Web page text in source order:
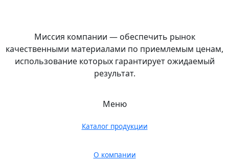
Миссия компании — обеспечить рынок
качественными материалами по приемлемым ценам,
использование которых гарантирует ожидаемый
результат.
Меню
Каталог продукции
О компании